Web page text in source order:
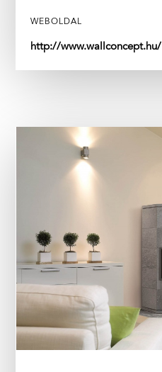
WEBOLDAL
http://www.wallconcept.hu/